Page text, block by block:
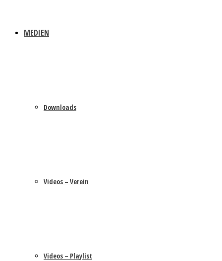
MEDIEN
Downloads
Videos – Verein
Videos – Playlist